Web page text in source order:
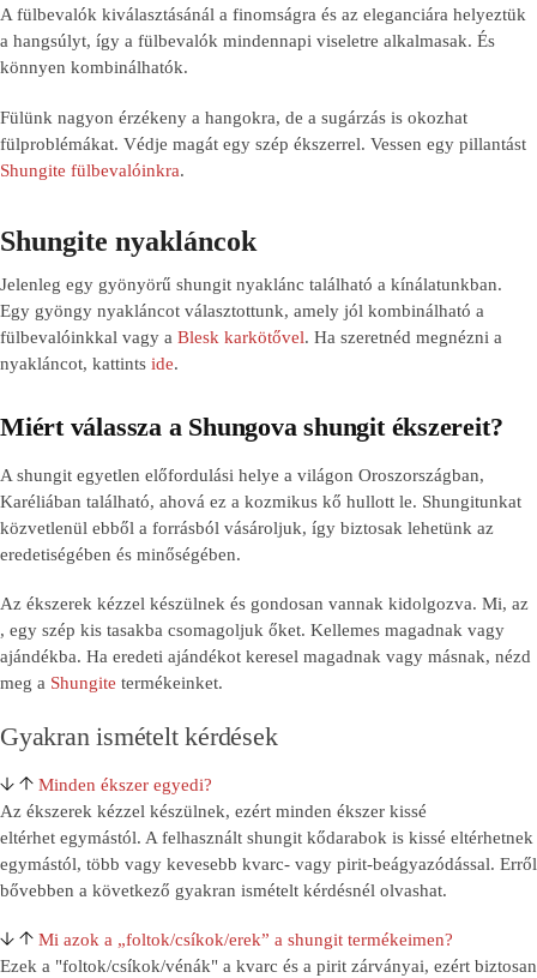
A fülbevalók kiválasztásánál a finomságra és az eleganciára helyeztük
a hangsúlyt, így a fülbevalók mindennapi viseletre alkalmasak. És
könnyen kombinálhatók.
Fülünk nagyon érzékeny a hangokra, de a sugárzás is okozhat
fülproblémákat. Védje magát egy szép ékszerrel. Vessen egy pillantást
Shungite fülbevalóinkra.
Shungite nyakláncok
Jelenleg egy gyönyörű shungit nyaklánc található a kínálatunkban.
Egy gyöngy nyakláncot választottunk, amely jól kombinálható a
fülbevalóinkkal vagy a Blesk karkötővel. Ha szeretnéd megnézni a
nyakláncot, kattints ide.
Miért válassza a Shungova shungit ékszereit?
A shungit egyetlen előfordulási helye a világon Oroszországban,
Karéliában található, ahová ez a kozmikus kő hullott le. Shungitunkat
közvetlenül ebből a forrásból vásároljuk, így biztosak lehetünk az
eredetiségében és minőségében.
Az ékszerek kézzel készülnek és gondosan vannak kidolgozva. Mi, az
, egy szép kis tasakba csomagoljuk őket. Kellemes magadnak vagy
ajándékba. Ha eredeti ajándékot keresel magadnak vagy másnak, nézd
meg a Shungite termékeinket.
Gyakran ismételt kérdések
Minden ékszer egyedi?
Az ékszerek kézzel készülnek, ezért minden ékszer kissé
eltérhet egymástól. A felhasznált shungit kődarabok is kissé eltérhetnek
egymástól, több vagy kevesebb kvarc- vagy pirit-beágyazódással. Erről
bővebben a következő gyakran ismételt kérdésnél olvashat.
Mi azok a „foltok/csíkok/erek” a shungit termékeimen?
Ezek a "foltok/csíkok/vénák" a kvarc és a pirit zárványai, ezért biztosan